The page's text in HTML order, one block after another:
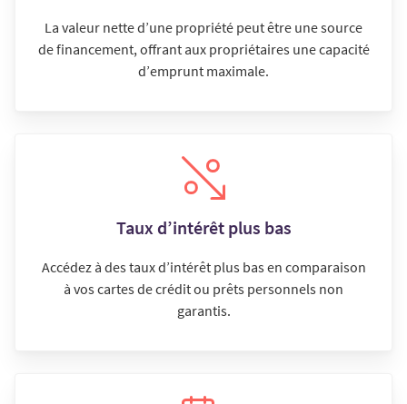
La valeur nette d’une propriété peut être une source
de financement, offrant aux propriétaires une capacité
d’emprunt maximale.
Taux d’intérêt plus bas
Accédez à des taux d’intérêt plus bas en comparaison
à vos cartes de crédit ou prêts personnels non
garantis.